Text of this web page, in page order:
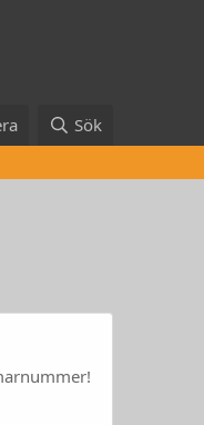
Sök